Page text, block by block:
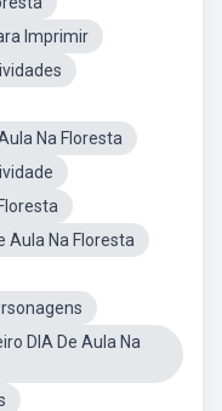
Imprimir
Na Floresta
Aula Na Floresta
DIA De Aula Na